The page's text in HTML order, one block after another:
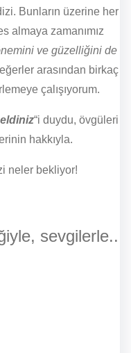
Bunların üzerine her
almaya zamanımız
ve güzelliğini de
arasından birkaç
çalışıyorum.
“i duydu, övgüleri
hakkıyla.
neler bekliyor!
sevgilerle..